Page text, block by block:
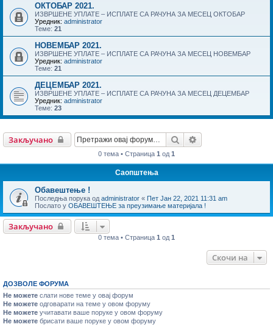
ОКТОБАР 2021.
ИЗВРШЕНЕ УПЛАТЕ – ИСПЛАТЕ СА РАЧУНА ЗА МЕСЕЦ ОКТОБАР
Уредник: administrator
Теме: 21
НОВЕМБАР 2021.
ИЗВРШЕНЕ УПЛАТЕ – ИСПЛАТЕ СА РАЧУНА ЗА МЕСЕЦ НОВЕМБАР
Уредник: administrator
Теме: 21
ДЕЦЕМБАР 2021.
ИЗВРШЕНЕ УПЛАТЕ – ИСПЛАТЕ СА РАЧУНА ЗА МЕСЕЦ ДЕЦЕМБАР
Уредник: administrator
Теме: 23
Закључано Претрага
0 тема • Страница 1 од 1
Саопштења
Обавештење !
Последња порука од administrator « Пет Јан 22, 2021 11:31 am
Послато у ОБАВЕШТЕЊЕ за преузимање материјала !
Закључано
0 тема • Страница 1 од 1
Скочи на
ДОЗВОЛЕ ФОРУМА
Не можете слати нове теме у овај форум
Не можете одговарати на теме у овом форуму
Не можете учитавати ваше поруке у овом форуму
Не можете брисати ваше поруке у овом форуму